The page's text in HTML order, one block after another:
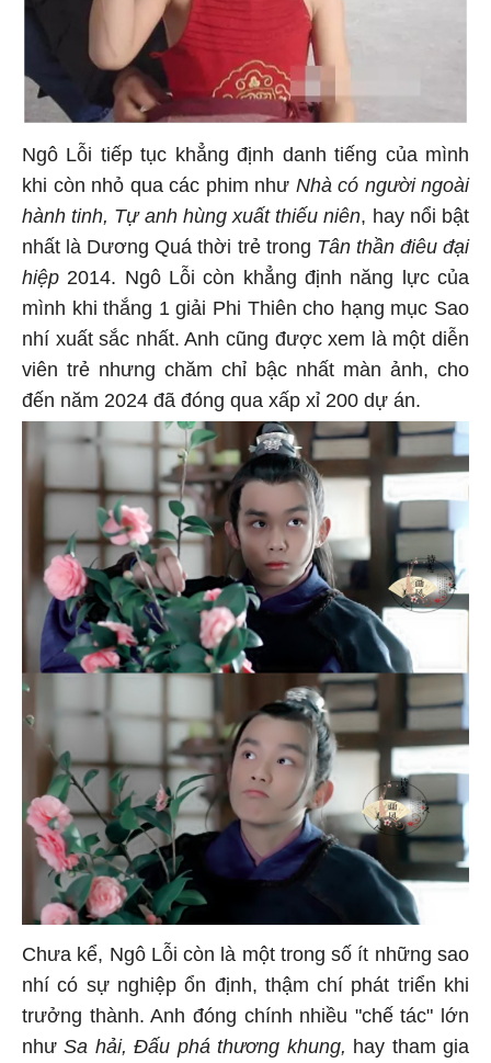
Ngô Lỗi tiếp tục khẳng định danh tiếng của mình
khi còn nhỏ qua các phim như Nhà có người ngoài
hành tinh, Tự anh hùng xuất thiếu niên, hay nổi bật
nhất là Dương Quá thời trẻ trong Tân thần điêu đại
hiệp 2014. Ngô Lỗi còn khẳng định năng lực của
mình khi thắng 1 giải Phi Thiên cho hạng mục Sao
nhí xuất sắc nhất. Anh cũng được xem là một diễn
viên trẻ nhưng chăm chỉ bậc nhất màn ảnh, cho
đến năm 2024 đã đóng qua xấp xỉ 200 dự án.
Chưa kể, Ngô Lỗi còn là một trong số ít những sao
nhí có sự nghiệp ổn định, thậm chí phát triển khi
trưởng thành. Anh đóng chính nhiều "chế tác" lớn
nhưSa hải, Đấu phá thương khung, hay tham gia